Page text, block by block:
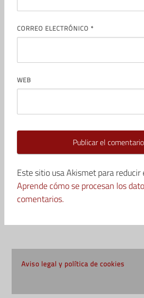
CORREO ELECTRÓNICO *
WEB
Este sitio usa Akismet para reducir
Aprende cómo se procesan los
comentarios.
Aviso legal y política de cookies